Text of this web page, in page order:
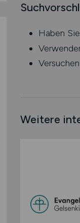
Haben
Weitere